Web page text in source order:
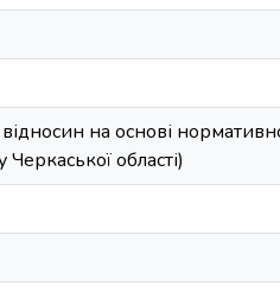
на основі
області)